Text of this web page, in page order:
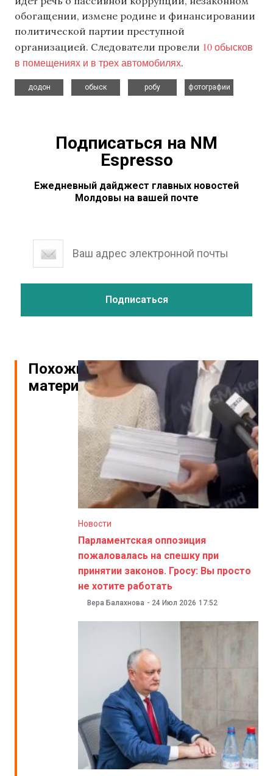
обогащении, измене родине и финансировании
политической партии преступной
организацией. Следователи провели 10 обысков
в помещениях и в трех автомобилях.
додон
обыск
робу
фотографии
Подписаться на NM
Espresso
Ежедневный дайджест главных новостей
Молдовы на вашей почте
Похожие
материалы
Новости
Парламентская оппозиция
пожаловалась на спешку при
принятии законов. Гросу: Вы просто
не хотите работать
Вера Балахнова - 24 Июл 2026 17:52